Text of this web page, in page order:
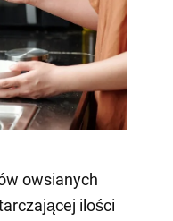
owsianych
ilości